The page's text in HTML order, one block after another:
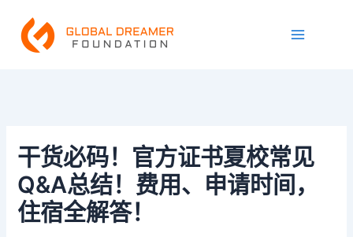
Menu
干货必码！官方证书夏校常见
Q&A总结！费用、申请时间，
住宿全解答！